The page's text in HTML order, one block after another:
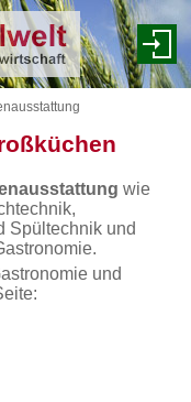
wie
Spültechnik und
und